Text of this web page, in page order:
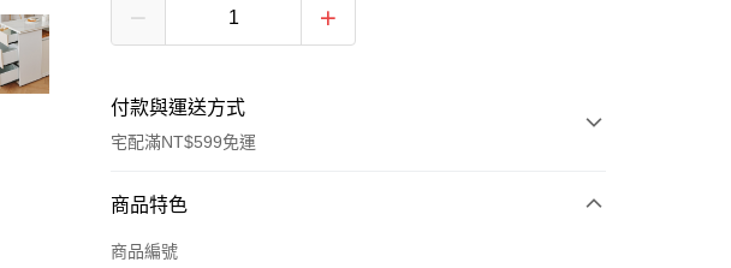
付款與運送方式
宅配滿NT$599免運
付款方式
信用卡一次付款
商品特色
商品編號